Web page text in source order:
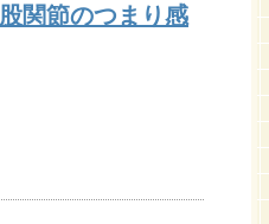
股関節のつまり感